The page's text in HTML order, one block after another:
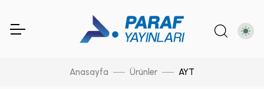
Anasayfa Ürünler AYT